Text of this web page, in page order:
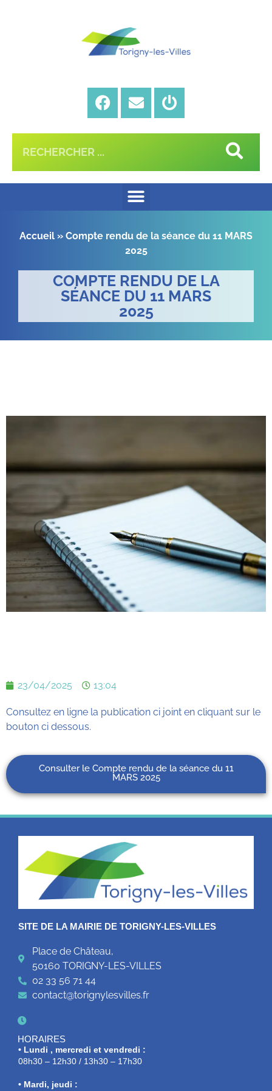
Accueil » Compte rendu de la séance du 11 MARS
2025
COMPTE RENDU DE LA
SÉANCE DU 11 MARS
2025
23/04/2025 13:04
Consultez en ligne la publication ci joint en cliquant sur le
bouton ci dessous.
Consulter le Compte rendu de la séance du 11
MARS 2025
SITE DE LA MAIRIE DE TORIGNY-LES-VILLES
Place de Château,
50160 TORIGNY-LES-VILLES
02 33 56 71 44
contact@torignylesvilles.fr
HORAIRES
• Lundi , mercredi et vendredi :
08h30 – 12h30 / 13h30 – 17h30
• Mardi, jeudi :